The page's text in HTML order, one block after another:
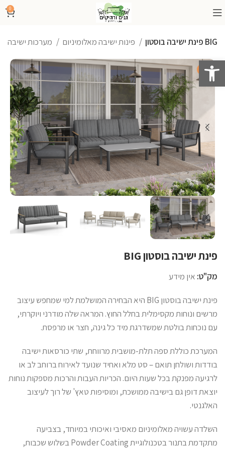
פתח סרגל נגישות
0
פינת ישיבה בוסטון BIG
-30%
פינת ישיבה בוסטון BIG
מק"ט: אין מידע
פינת ישיבה בוסטון BIG היא הבחירה המושלמת למי שמחפש עיצוב
מרשים ונוחות מקסימלית בחלל החוץ. המראה שלה מודרני ויוקרתי,
עם נוכחות בולטת שמשדרגת מיד כל גינה, חצר או מרפסת.
המערכת כוללת ספה תלת-מושבית מרווחת, שתי כורסאות ישיבה
בודדות ושולחן תואם – סט מלא ואחיד שנועד לאירוח ברוחב לב או
לרגיעה מפנקת בכל שעות היום. הכריות העבות והרכות מספקות נוחות
יוצאת דופן גם בישיבה ממושכת, ומוסיפות טאץ' של רוך לעיצוב
האלגנטי.
השלדה עשויה מאלומיניום מאסיבי ואיכותי במיוחד, בצביעה
מתקדמת בתנור בטכנולוגיית Powder Coating בשלוש שכבות,